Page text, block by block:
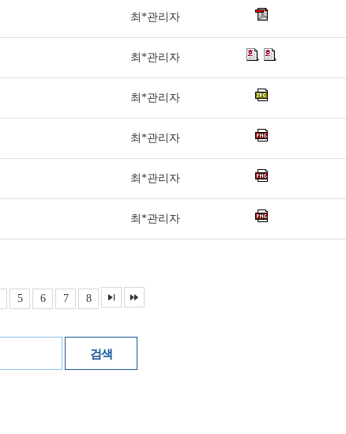
최*관리자
최*관리자
최*관리자
최*관리자
최*관리자
최*관리자
5 6 7 8
검색